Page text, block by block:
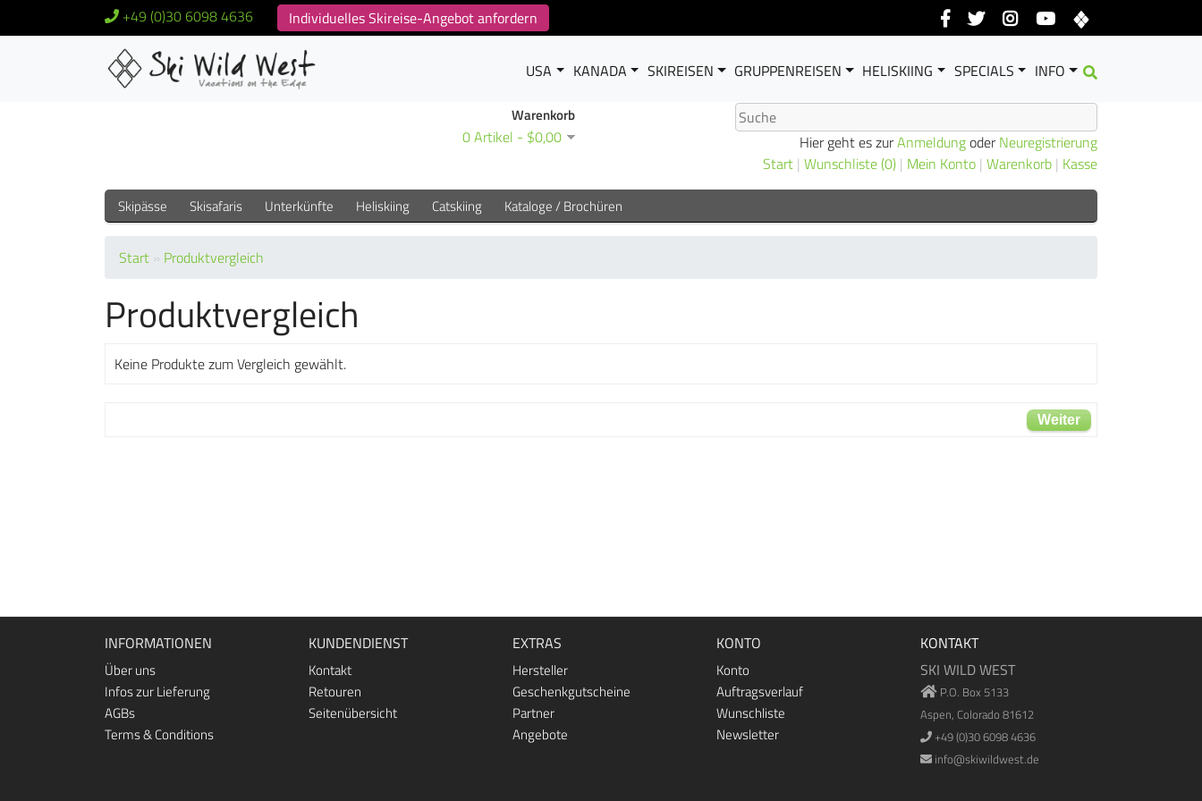
+49 (0)30 6098 4636 Individuelles Skireise-Angebot anfordern
USA KANADA SKIREISEN GRUPPENREISEN HELISKIING SPECIALS INFO
Warenkorb
0 Artikel - $0,00 Hier geht es zurAnmeldungoderNeuregistrierung
Start | Wunschliste (0) | Mein Konto | Warenkorb | Kasse
Skipässe Skisafaris Unterkünfte Heliskiing Catskiing Kataloge / Brochüren
Start » Produktvergleich
Produktvergleich
Keine Produkte zum Vergleich gewählt.
Weiter
INFORMATIONEN
Über uns
Infos zur Lieferung
AGBs
Terms & Conditions
KUNDENDIENST
Kontakt
Retouren
Seitenübersicht
EXTRAS
Hersteller
Geschenkgutscheine
Partner
Angebote
KONTO
Konto
Auftragsverlauf
Wunschliste
Newsletter
KONTAKT
SKI WILD WEST
P.O. Box 5133
Aspen, Colorado 81612
+49 (0)30 6098 4636
info@skiwildwest.de